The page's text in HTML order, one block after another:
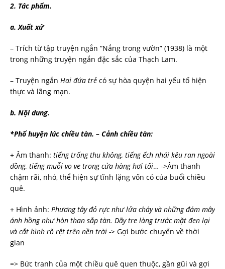
2. Tác phẩm.
a. Xuất xứ
– Trích từ tập truyện ngắn “Nắng trong vườn” (1938) là một
trong những truyện ngắn đặc sắc của Thạch Lam.
– Truyện ngắn Hai đứa trẻ có sự hòa quyện hai yếu tố hiện
thực và lãng mạn.
b. Nội dung.
*Phốhuyện lúc chiều tàn. – Cảnh chiều tàn:
+ Âm thanh: tiếng trống thu không, tiếng ếch nhái kêu ran ngoài
đồng, tiếng muỗi vo ve trongcửa hàng hơi tối… ->Âm thanh
chậm rãi, nhỏ, thể hiện sự tĩnh lặng vốn có của buổi chiều
quê.
+ Hình ảnh: Phương tây đỏ rực như lửa cháy và những đám mây
ánh hồng như hòn than sắp tàn. Dãy tre làng trước mặt đen lại
và cắt hình rõ rệt trên nền trời -> Gợi bước chuyển về thời
gian
=> Bức tranh của một chiều quê quen thuộc, gần gũi và gợi